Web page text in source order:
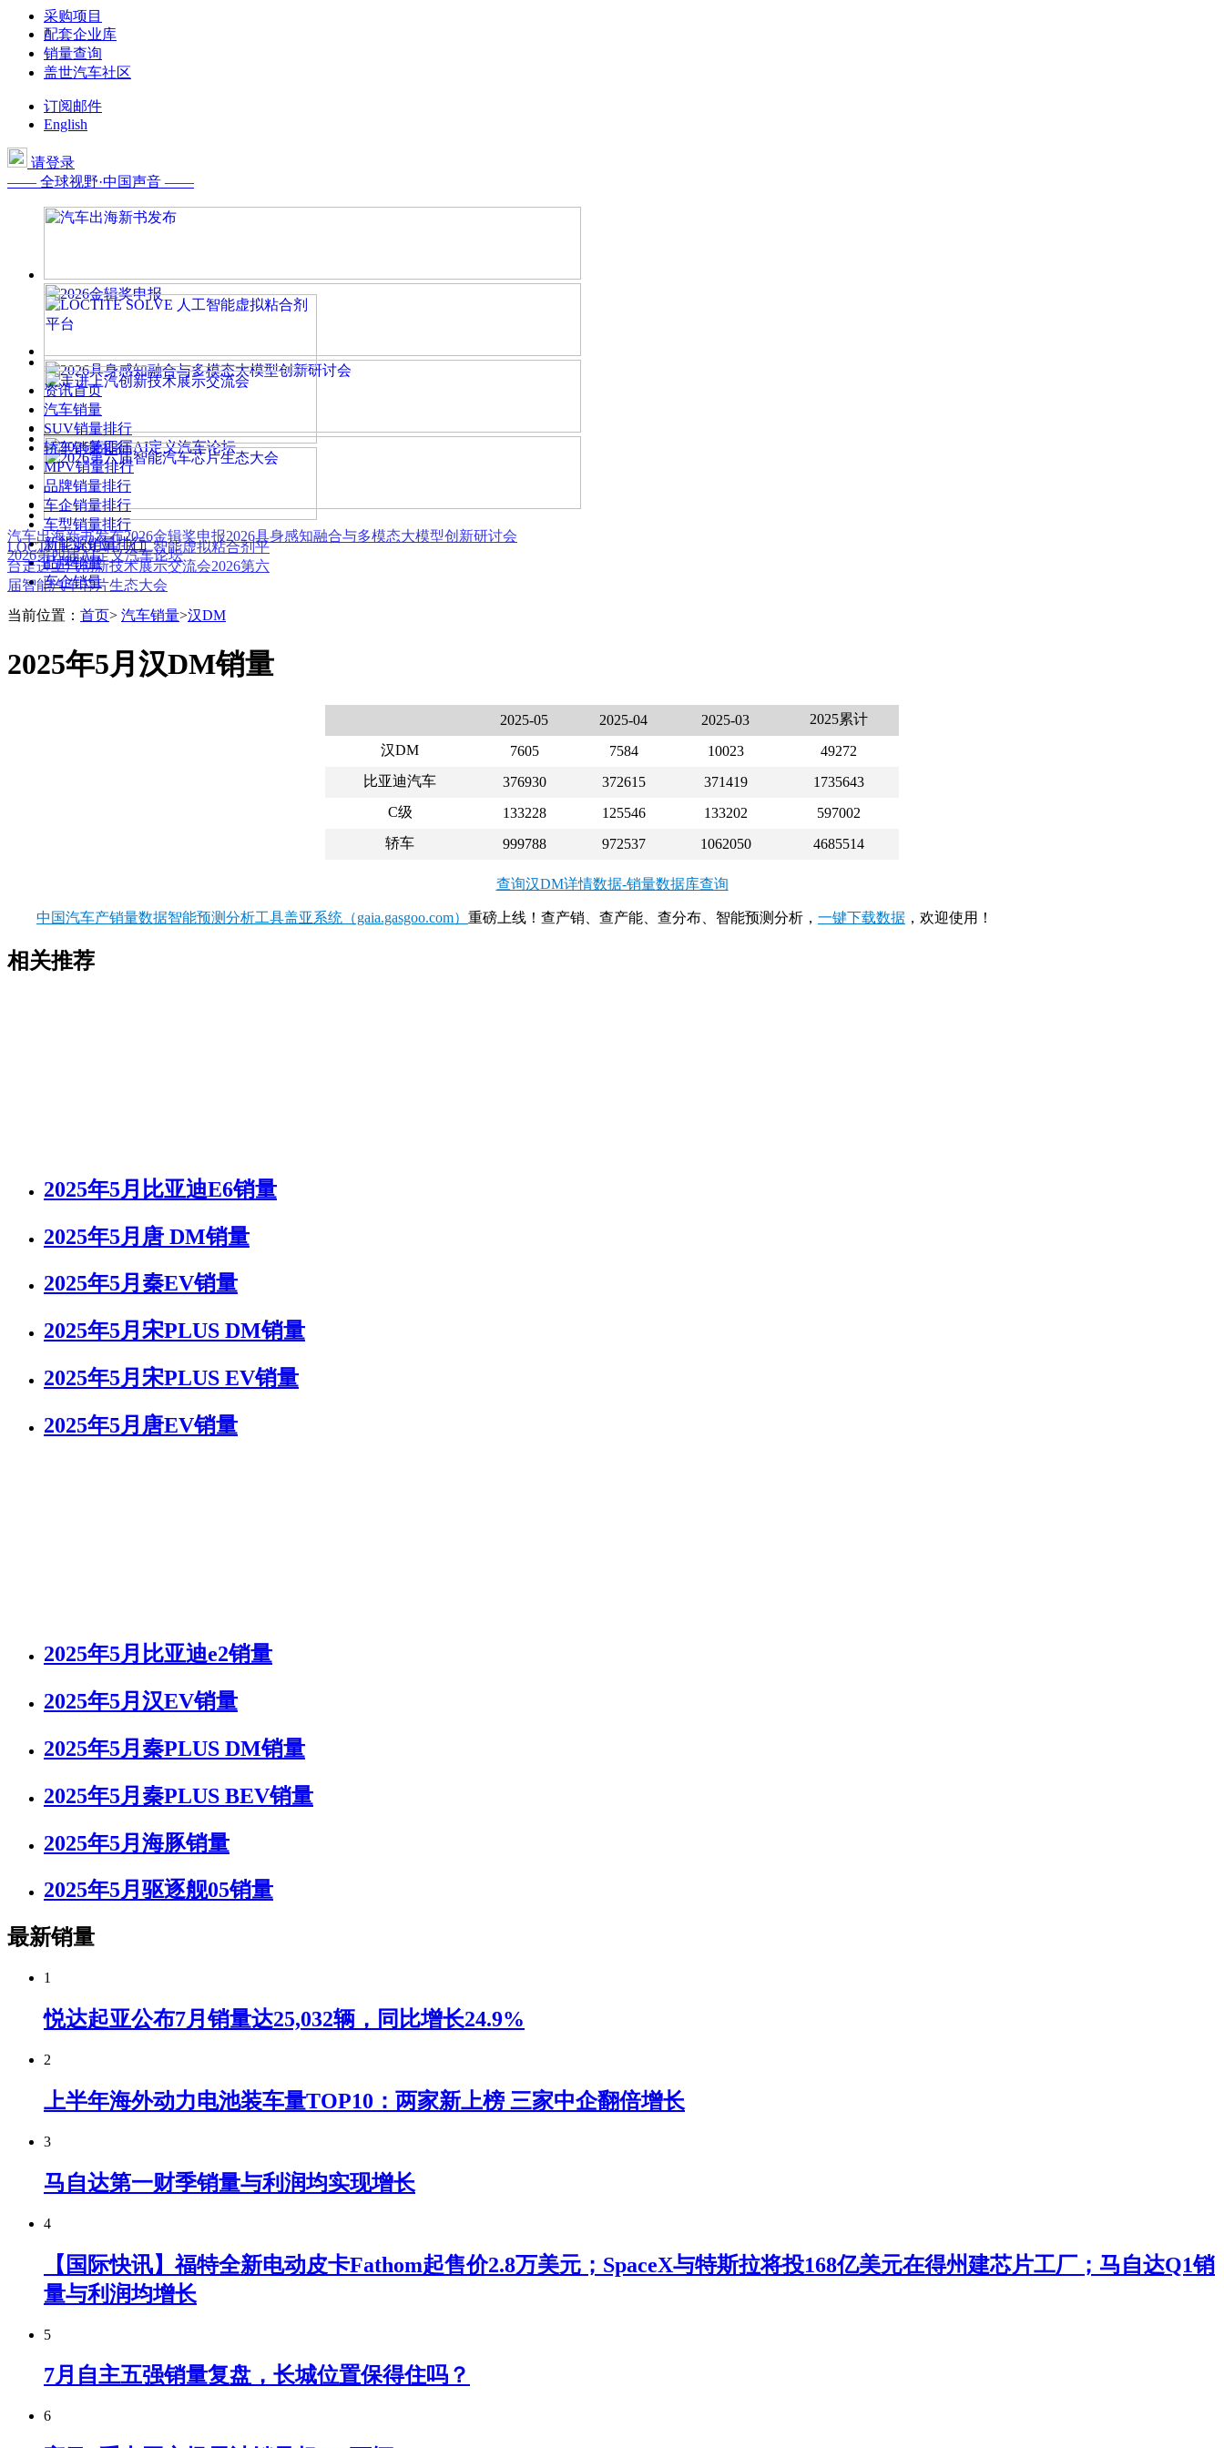
采购项目
配套企业库
销量查询
盖世汽车社区
订阅邮件
English
请登录
—— 全球视野·中国声音 ——
汽车出海新书发布2026金辑奖申报2026具身感知融合与多模态大模型创新研讨会
2026第四届AI定义汽车论坛
LOCTITE SOLVE 人工智能虚拟粘合剂平
台走进上汽创新技术展示交流会2026第六
届智能汽车芯片生态大会
资讯首页
汽车销量
SUV销量排行
轿车销量排行
MPV销量排行
品牌销量排行
车企销量排行
车型销量排行
新能源销量排行
品牌销量
车企销量
当前位置： 首页> 汽车销量>汉DM
2025年5月汉DM销量
2025-05 2025-04 2025-03
2025累计
汉DM
7605 7584 10023
49272
比亚迪汽车
376930 372615 371419
1735643
C级
133228 125546 133202
597002
轿车
999788 972537 1062050 4685514
查询汉DM详情数据-销量数据库查询
中国汽车产销量数据智能预测分析工具盖亚系统（gaia.gasgoo.com） 重磅上线！查产销、查产能、查分布、智能预测分析， 一键下载数据 ，欢迎使用！
相关推荐
2025年5月比亚迪E6销量
2025年5月唐 DM销量
2025年5月秦EV销量
2025年5月宋PLUS DM销量
2025年5月宋PLUS EV销量
2025年5月唐EV销量
2025年5月比亚迪e2销量
2025年5月汉EV销量
2025年5月秦PLUS DM销量
2025年5月秦PLUS BEV销量
2025年5月海豚销量
2025年5月驱逐舰05销量
最新销量
1
悦达起亚公布7月销量达25,032辆，同比增长24.9%
2
上半年海外动力电池装车量TOP10：两家新上榜 三家中企翻倍增长
3
马自达第一财季销量与利润均实现增长
4
【国际快讯】福特全新电动皮卡Fathom起售价2.8万美元；SpaceX与特斯拉将投168亿美元在得州建芯片工厂；马自达Q1销
量与利润均增长
5
7月自主五强销量复盘，长城位置保得住吗？
6